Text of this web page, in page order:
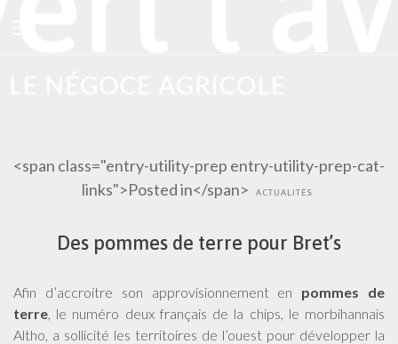
<span class="entry-utility-prep entry-utility-prep-cat-
links">Posted in</span>
ACTUALITÉS
Des pommes de terre pour Bret’s
Afin d’accroitre son approvisionnement en pommes de
terre, le numéro deux français de la chips, le morbihannais
Altho, a sollicité les territoires de l’ouest pour développer la